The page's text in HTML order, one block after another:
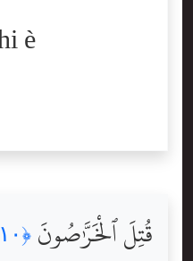
è
قُتِلَ ٱلْخَرَّٰصُونَ ﴿١٠﴾